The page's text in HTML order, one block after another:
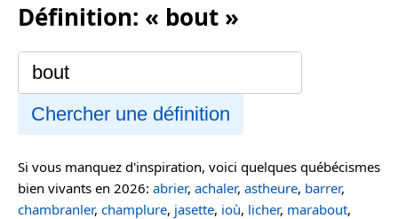
Définition: « bout »
Chercher une définition
Si vous manquez d'inspiration, voici quelques québécismes
bien vivants en 2026: abrier, achaler, astheure, barrer,
chambranler, champlure, jasette, ioù, licher, marabout,